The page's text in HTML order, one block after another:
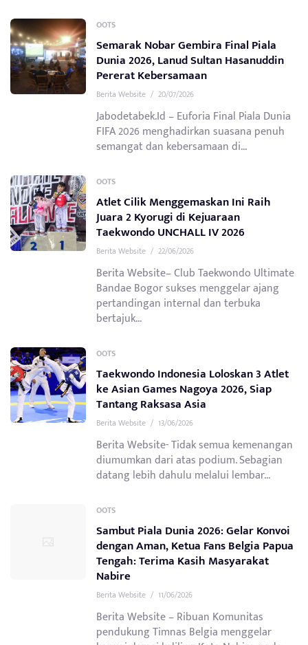
OOTS
Semarak Nobar Gembira Final Piala
Dunia 2026, Lanud Sultan Hasanuddin
Pererat Kebersamaan
Berita Website / 20/07/2026
Jabodetabek.Id – Euforia Final Piala Dunia
FIFA 2026 menghadirkan suasana penuh
semangat dan kebersamaan di...
OOTS
Atlet Cilik Menggemaskan Ini Raih
Juara 2 Kyorugi di Kejuaraan
Taekwondo UNCHALL IV 2026
Berita Website / 22/06/2026
Berita Website– Club Taekwondo Ultimate
Bandae Bogor sukses menggelar ajang
pertandingan internal dan terbuka
bertajuk...
OOTS
Taekwondo Indonesia Loloskan 3 Atlet
ke Asian Games Nagoya 2026, Siap
Tantang Raksasa Asia
Berita Website / 13/06/2026
Berita Website- Tidak semua kemenangan
diumumkan dari atas podium. Sebagian
datang lebih dahulu melalui lembar...
OOTS
Sambut Piala Dunia 2026: Gelar Konvoi
dengan Aman, Ketua Fans Belgia Papua
Tengah: Terima Kasih Masyarakat
Nabire
Berita Website / 11/06/2026
Berita Website – Ribuan Komunitas
pendukung Timnas Belgia menggelar